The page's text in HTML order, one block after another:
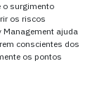
o surgimento
os riscos
Management ajuda
conscientes dos
os pontos